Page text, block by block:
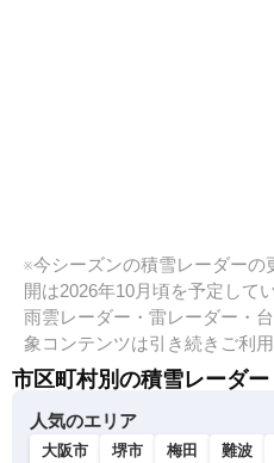
※今シーズンの積雪レーダー
開は2026年10月頃を予定してい
雨雲レーダー・雷レーダー・
象コンテンツは引き続きご利用
市区町村別の積雪レーダー
人気のエリア
大阪市 堺市 梅田 難波